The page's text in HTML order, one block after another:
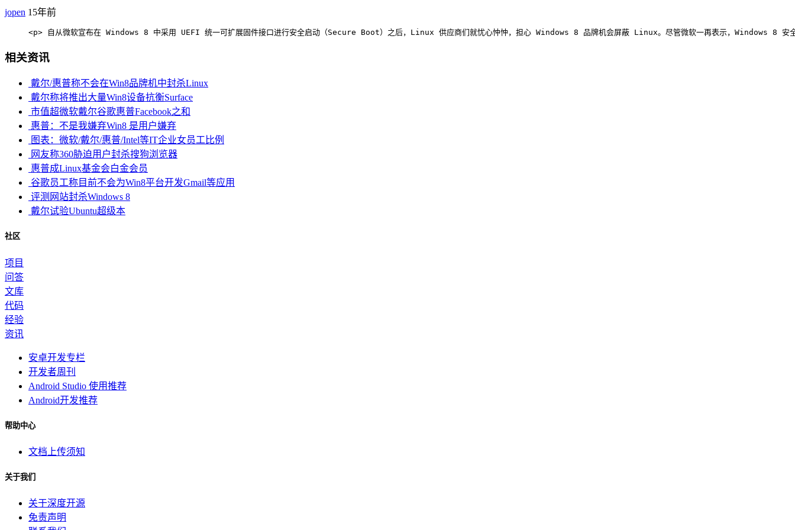
jopen 15年前
<p> 自从微软宣布在 Windows 8 中采用 UEFI 统一可扩展固件接口进行安全启动（Secure Boot）之后，Linux 供应商们就忧心忡忡，担心 Windows 8 品牌机会屏蔽 Linux。尽管微软一再表示，
相关资讯
戴尔/惠普称不会在Win8品牌机中封杀Linux
戴尔称将推出大量Win8设备抗衡Surface
市值超微软戴尔谷歌惠普Facebook之和
惠普：不是我嫌弃Win8 是用户嫌弃
图表：微软/戴尔/惠普/Intel等IT企业女员工比例
网友称360胁迫用户封杀搜狗浏览器
惠普成Linux基金会白金会员
谷歌员工称目前不会为Win8平台开发Gmail等应用
评测网站封杀Windows 8
戴尔试验Ubuntu超级本
社区
项目
问答
文库
代码
经验
资讯
安卓开发专栏
开发者周刊
Android Studio 使用推荐
Android开发推荐
帮助中心
文档上传须知
关于我们
关于深度开源
免责声明